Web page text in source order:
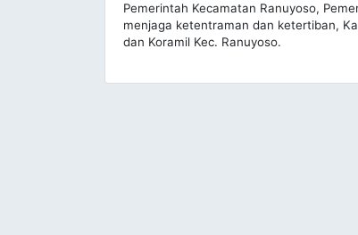
Pemerintah Kecamatan Ranuyoso,
menjaga ketentraman dan ketertiban,
dan Koramil Kec. Ranuyoso.